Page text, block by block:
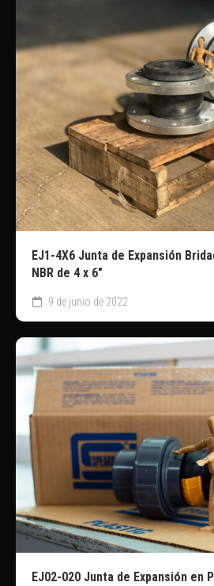
EJ1-4X6 Junta de Expansión
NBR de 4 x 6″
9 de junio de 2022
EJ02-020 Junta de Expansión en